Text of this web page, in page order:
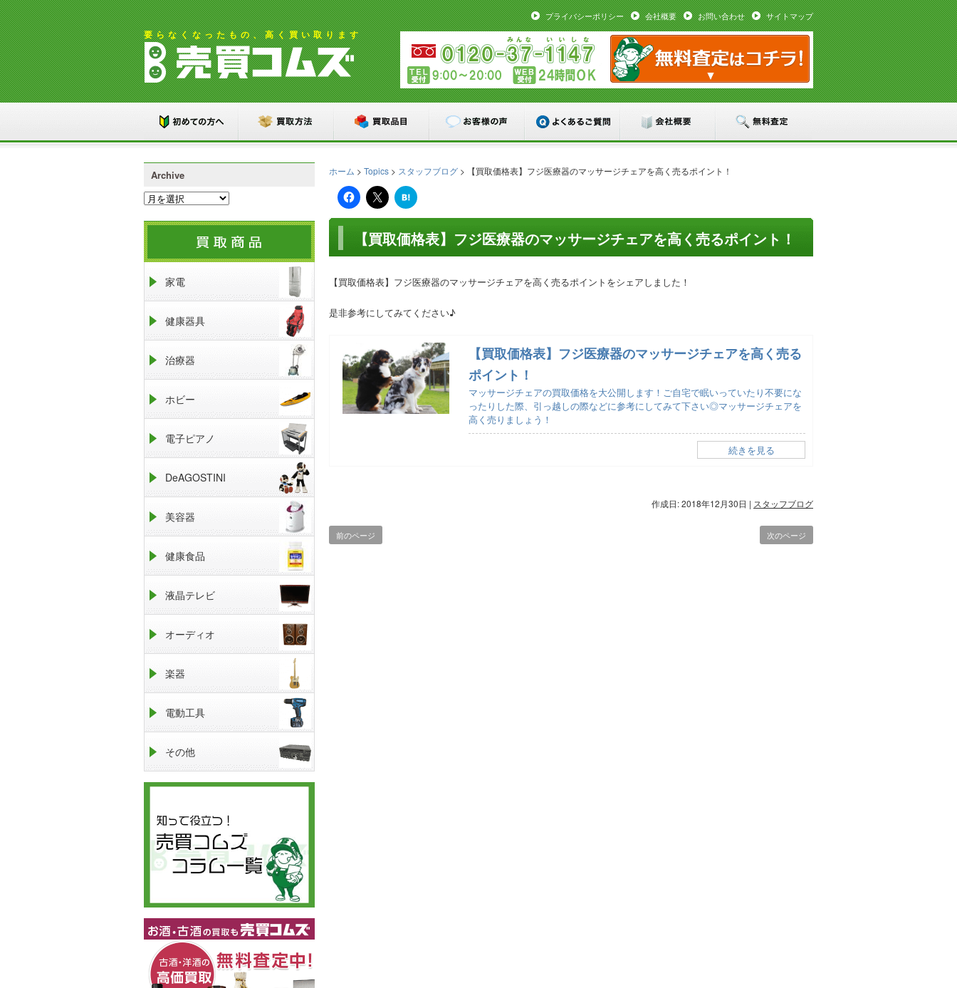
要らなくなったもの、高く買い取ります
プライバシーポリシー 会社概要 お問い合わせ サイトマップ
ホーム > Topics > スタッフブログ > 【買取価格表】フジ医療器のマッサージチェアを高く売るポイント！
は
て
ッ
ク
ー
【買取価格表】フジ医療器のマッサージチェアを高く売るポイント！
【買取価格表】フジ医療器のマッサージチェアを高く売るポイントをシェアしました！
是非参考にしてみてください♪
【買取価格表】フジ医療器のマッサージチェアを高く売る
ポイント！
マッサージチェアの買取価格を大公開します！ご自宅で眠いっていたり不要にな
ったりした際、引っ越しの際などに参考にしてみて下さい◎マッサージチェアを
高く売りましょう！
続きを見る
作成日: 2018年12月30日 | スタッフブログ
前のページ 次のページ
Archive
家電
健康器具
治療器
ホビー
電子ピアノ
DeAGOSTINI
美容器
健康食品
液晶テレビ
オーディオ
楽器
電動工具
その他